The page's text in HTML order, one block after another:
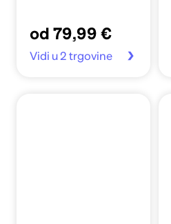
od 79,99 €
Vidi u 2 trgovine